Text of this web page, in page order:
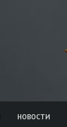
НОВОСТИ